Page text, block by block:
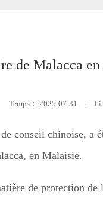
de Malacca
Temps： 2025-07-31
conseil chinoise,
en Malaisie.